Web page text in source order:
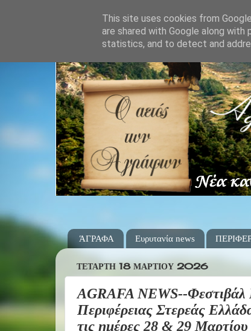
ΆΓΡΑΦΑ Ευρυτανία news
ΤΕΤΆΡΤΗ 18 ΜΑΡΤΊΟΥ 2026
AGRAFA NEWS--Φεστιβάλ
Περιφέρειας Στερεάς
τις ημέρες 28 & 29
This site uses cookies from
are shared with Google along
statistics, and to detect and